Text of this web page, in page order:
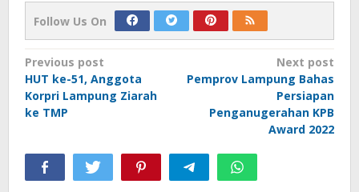
Follow Us On
Post
navigation
Previous post
HUT ke-51, Anggota
Korpri Lampung Ziarah
ke TMP
Next post
Pemprov Lampung Bahas
Persiapan
Penganugerahan KPB
Award 2022